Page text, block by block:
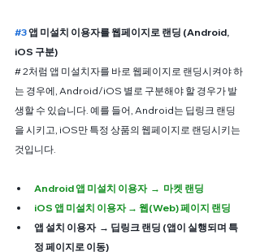
#3 앱 미설치 이용자를 웹페이지로 랜딩 (Android,
iOS 구분)
# 2처럼 앱 미설치자를 바로 웹페이지로 랜딩시켜야 하
는 경우에, Android/iOS 별로 구분해야 할 경우가 발
생할 수 있습니다. 예를 들어, Android는 딥링크 랜딩
을 시키고, iOS만 특정 상품의 웹페이지로 랜딩시키는
것입니다.
Android 앱 미설치 이용자  →  마켓 랜딩
iOS 앱 미설치 이용자 → 웹(Web) 페이지 랜딩
앱 설치 이용자  → 딥링크 랜딩 (앱이 실행되며 특
정 페이지로 이동)